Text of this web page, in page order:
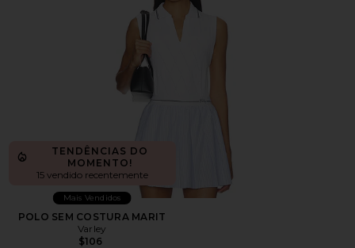
TENDÊNCIAS DO
MOMENTO!
15 vendido recentemente
Mais Vendidos
POLO SEM COSTURA MARIT
Varley
$106